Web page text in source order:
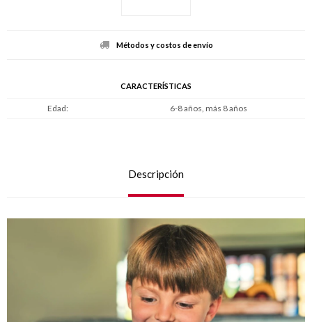
Métodos y costos de envío
CARACTERÍSTICAS
Edad 6-8 años, más 8 años
Descripción